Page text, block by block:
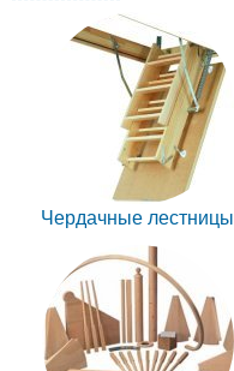
Чердачные лестницы